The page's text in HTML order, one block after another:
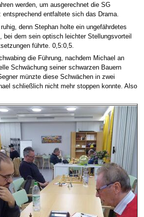
werden, um ausgerechnet die SG
entsprechend entfaltete sich das Drama.
denn Stephan holte ein ungefährdetes
bei dem sein optisch leichter Stellungsvorteil
führte. 0,5:0,5.
die Führung, nachdem Michael an
Schwächung seiner schwarzen Bauern
münzte diese Schwächen in zwei
schließlich nicht mehr stoppen konnte. Also